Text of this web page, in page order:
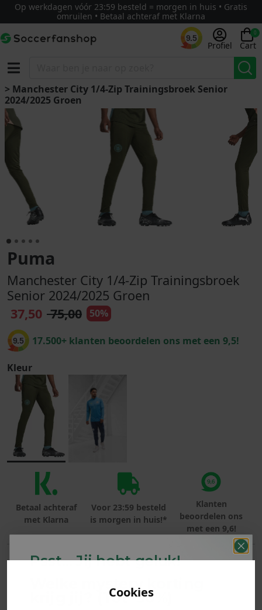
Cookies
Op werkdagen vóór 23:59 besteld = morgen in huis • Gratis
omruilen • Betaal achteraf met Klarna
9.5
Profiel
0
Cart
> Manchester City 1/4-Zip Trainingsbroek Senior
2024/2025 Groen
Puma
Manchester City 1/4-Zip Trainingsbroek
Senior 2024/2025 Groen
37,50 75,00 50%
9.5 17.500+ klanten beoordelen ons met een 9,5!
Kleur
Betaal achteraf
met Klarna
Voor 23:59 besteld
is morgen in huis!*
Klanten
beoordelen ons
met een 9,6!
PRODUCTINFORMATIE
MATERIAAL & WASVOORSCHRIFT
Psst... Jij hebt geluk!
Welke mystery
krijg jij? (Tot-30%